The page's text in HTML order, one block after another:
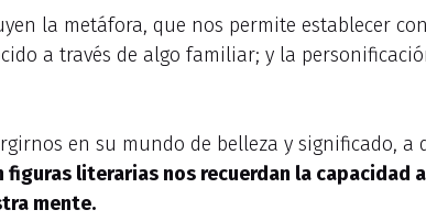
la metáfora, que nos permite establecer
a través de algo familiar; y la
en su mundo de belleza y significado, a
figuras literarias nos recuerdan la capacidad
mente.